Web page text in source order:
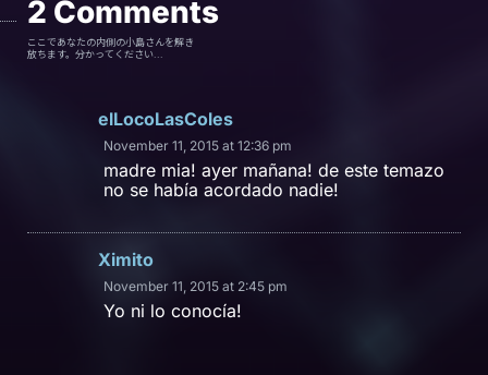
2 Comments
ここであなたの内側の小島さんを解き
放ちます。分かってください...
elLocoLasColes
November 11, 2015 at 12:36 pm
madre mia! ayer mañana! de este temazo
no se había acordado nadie!
Ximito
November 11, 2015 at 2:45 pm
Yo ni lo conocía!